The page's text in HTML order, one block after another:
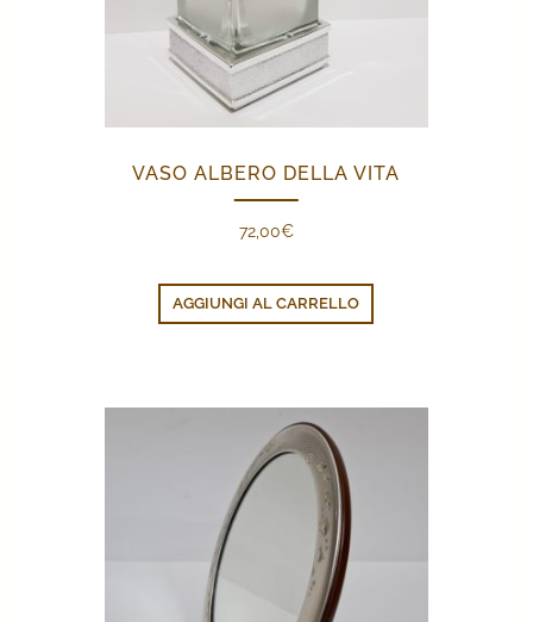
VASO ALBERO DELLA VITA
72,00€
AGGIUNGI AL CARRELLO